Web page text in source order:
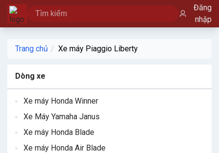
Đăng
nhập
Trang chủ Xe máy Piaggio Liberty
Dòng xe
Xe máy Honda Winner
Xe Máy Yamaha Janus
Xe máy Honda Blade
Xe máy Honda Air Blade